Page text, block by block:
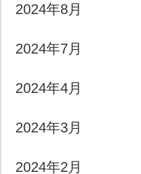
2024年8月
2024年7月
2024年4月
2024年3月
2024年2月